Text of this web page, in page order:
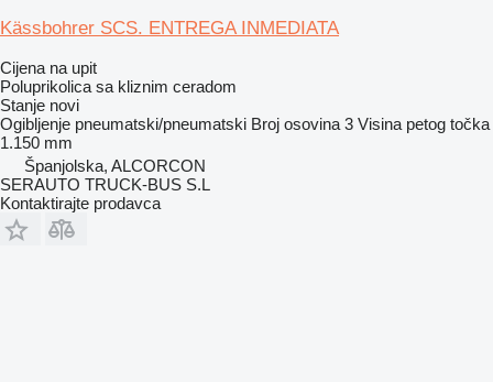
Kässbohrer SCS. ENTREGA INMEDIATA
Cijena na upit
Poluprikolica sa kliznim ceradom
Stanje novi
Ogibljenje pneumatski/pneumatski Broj osovina 3 Visina petog točka
1.150 mm
Španjolska, ALCORCON
SERAUTO TRUCK-BUS S.L
Kontaktirajte prodavca